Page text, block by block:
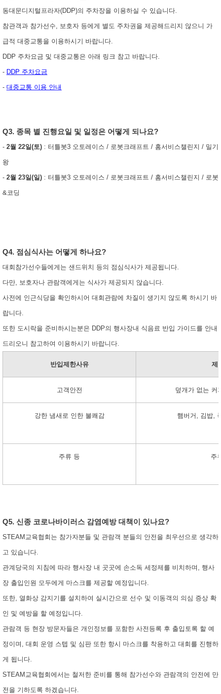
동대문디지털프라자(DDP)의 주차장을 이용하실 수 있습니다.
참관객과 참가선수, 보호자 등에게 별도 주차권을 제공해드리지 않으니 가
급적 대중교통을 이용하시기 바랍니다.
DDP 주차요금 및 대중교통은 아래 링크 참고 바랍니다.
- DDP 주차요금
- 대중교통 이용 안내
Q3. 종목 별 진행요일 및 일정은 어떻게 되나요?
- 2월 22일(토) : 터틀봇3 오토레이스 / 로봇크래프트 / 홈서비스챌린지 / 밀기
왕
- 2월 23일(일) : 터틀봇3 오토레이스 / 로봇크래프트 / 홈서비스챌린지 / 로봇
&코딩
Q4. 점심식사는 어떻게 하나요?
대회참가선수들에게는 샌드위치 등의 점심식사가 제공됩니다.
다만, 보호자나 관람객에게는 식사가 제공되지 않습니다.
사전에 인근식당을 확인하시어 대회관람에 차질이 생기지 않도록 하시기 바
랍니다.
또한 도시락을 준비하시는분은 DDP의 행사장내 식음료 반입 가이드를 안내
드리오니 참고하여 이용하시기 바랍니다.
반입제한사유 제
고객안전 덮개가 없는 커
강한 냄새로 인한 불쾌감 햄버거, 김밥,
주류 등 주
Q5. 신종 코로나바이러스 감염예방 대책이 있나요?
STEAM교육협회는 참가자분들 및 관람객 분들의 안전을 최우선으로 생각하
고 있습니다.
관계당국의 지침에 따라 행사장 내 곳곳에 손소독 세정제를 비치하며, 행사
장 출입인원 모두에게 마스크를 제공할 예정입니다.
또한, 열화상 감지기를 설치하여 실시간으로 선수 및 이동객의 의심 증상 확
인 및 예방을 할 예정입니다.
관람객 등 현장 방문자들은 개인정보를 포함한 사전등록 후 출입토록 할 예
정이며, 대회 운영 스텝 및 심판 또한 항시 마스크를 착용하고 대회를 진행하
게 됩니다.
STEAM교육협회에서는 철저한 준비를 통해 참가선수와 관람객의 안전에 만
전을 기하도록 하겠습니다.